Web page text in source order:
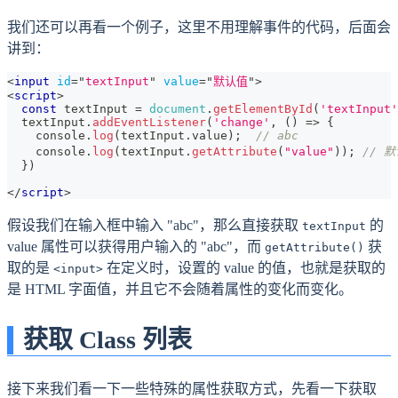
我们还可以再看一个例子，这里不用理解事件的代码，后面会
讲到：
<input id="textInput " value="默认值 ">
<script>
const textInput = document . getElementById ( 'textInput'
  textInput
. addEventListener( 'change' , ( ) => {
console . log ( textInput . value ) ;
// abc
console . log ( textInput . getAttribute ( "value" ) ) ;
// 默
} )
</script>
假设我们在输入框中输入 "abc"，那么直接获取 textInput 的
value 属性可以获得用户输入的 "abc"，而 getAttribute() 获
取的是 <input> 在定义时，设置的 value 的值，也就是获取的
是 HTML 字面值，并且它不会随着属性的变化而变化。
获取 Class 列表
接下来我们看一下一些特殊的属性获取方式，先看一下获取